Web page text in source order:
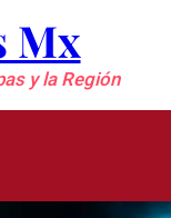
Mx
y la Región